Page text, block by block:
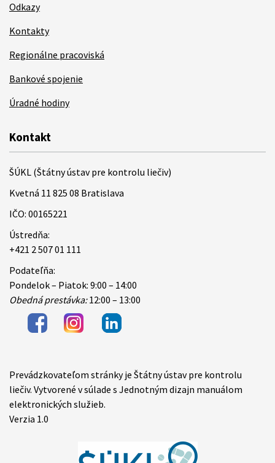
Odkazy
Kontakty
Regionálne pracoviská
Bankové spojenie
Úradné hodiny
Kontakt
ŠÚKL (Štátny ústav pre kontrolu liečiv)
Kvetná 11 825 08 Bratislava
IČO: 00165221
Ústredňa:
+421 2 507 01 111
Podateľňa:
Pondelok – Piatok: 9:00 – 14:00
Obedná prestávka:12:00 – 13:00
Items
Prevádzkovateľom stránky je Štátny ústav pre kontrolu
liečiv. Vytvorené v súlade s Jednotným dizajn manuálom
elektronických služieb.
Verzia 1.0